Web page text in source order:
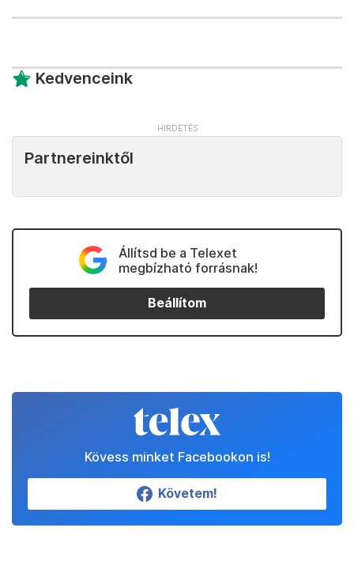
Kedvenceink
Partnereinktől
Állítsd be a Telexet
megbízható forrásnak!
Beállítom
Kövess minket Facebookon is!
Követem!